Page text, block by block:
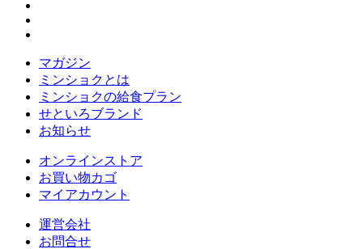
マガジン
ミンショクとは
ミンショクの給食プラン
せといろブランド
お知らせ
オンラインストア
お買い物カゴ
マイアカウント
運営会社
お問合せ